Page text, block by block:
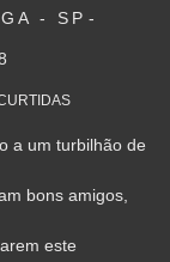
- SP
a um turbilhão de
bons amigos,
este